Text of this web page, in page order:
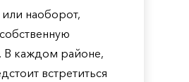
или наоборот,
В каждом районе,
встретиться